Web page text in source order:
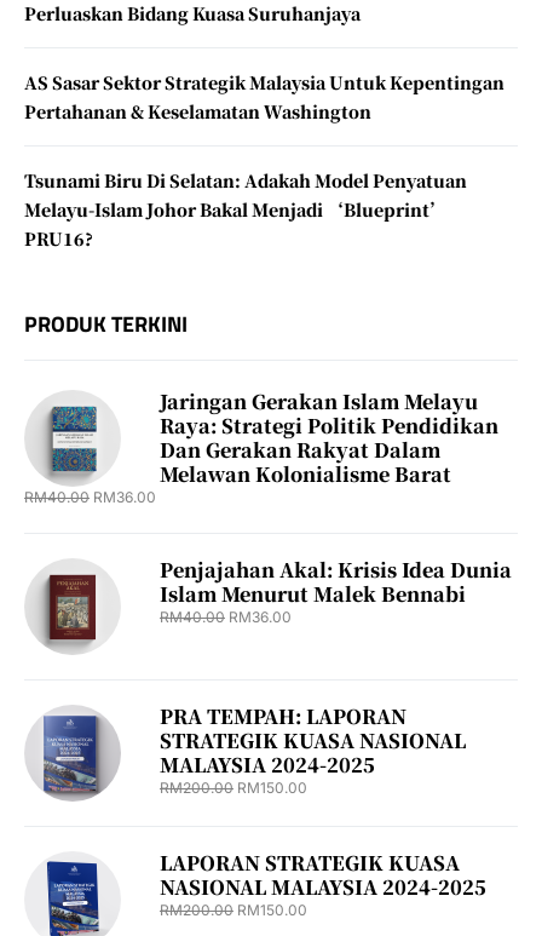
Perluaskan Bidang Kuasa Suruhanjaya
AS Sasar Sektor Strategik Malaysia Untuk Kepentingan
Pertahanan & Keselamatan Washington
Tsunami Biru Di Selatan: Adakah Model Penyatuan
Melayu-Islam Johor Bakal Menjadi ‘Blueprint’
PRU16?
PRODUK TERKINI
Jaringan Gerakan Islam Melayu
Raya: Strategi Politik Pendidikan
Dan Gerakan Rakyat Dalam
Melawan Kolonialisme Barat
RM40.00 RM36.00
Penjajahan Akal: Krisis Idea Dunia
Islam Menurut Malek Bennabi
RM40.00 RM36.00
PRA TEMPAH: LAPORAN
STRATEGIK KUASA NASIONAL
MALAYSIA 2024-2025
RM200.00 RM150.00
LAPORAN STRATEGIK KUASA
NASIONAL MALAYSIA 2024-2025
RM200.00 RM150.00